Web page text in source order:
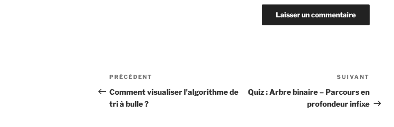
Navigation
de
l’article
Article
précédent
PRÉCÉDENT
Comment visualiser l’algorithme de
tri à bulle ?
suivant
SUIVANT
Quiz : Arbre binaire – Parcours en
profondeur infixe